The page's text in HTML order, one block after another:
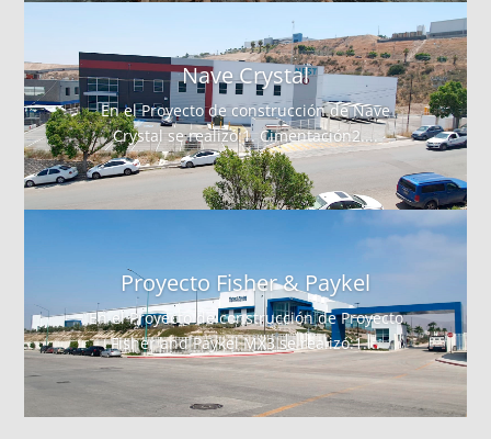
Nave Crystal
En el Proyecto de construcción de Nave
Crystal se realizó:1. Cimentación2....
Proyecto Fisher & Paykel
En el Proyecto de construcción de Proyecto
Fisher and Paykel MX3 se realizó:1....